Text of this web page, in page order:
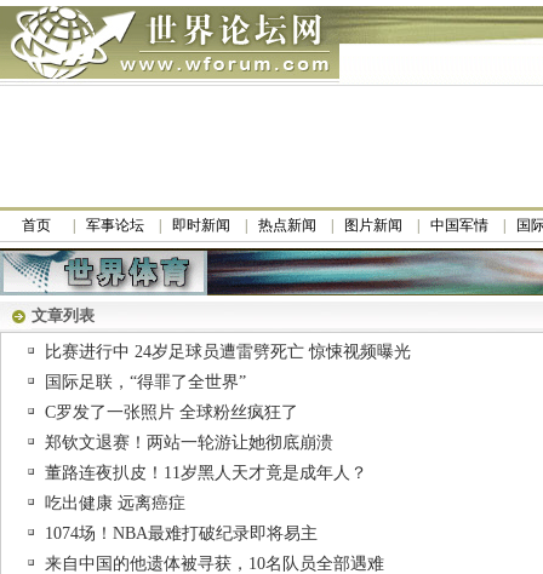
首页 军事论坛 即时新闻 热点新闻 图片新闻 中国军情 国
文章列表
比赛进行中 24岁足球员遭雷劈死亡 惊悚视频曝光
国际足联，“得罪了全世界”
C罗发了一张照片 全球粉丝疯狂了
郑钦文退赛！两站一轮游让她彻底崩溃
董路连夜扒皮！11岁黑人天才竟是成年人？
吃出健康 远离癌症
1074场！NBA最难打破纪录即将易主
来自中国的他遗体被寻获，10名队员全部遇难